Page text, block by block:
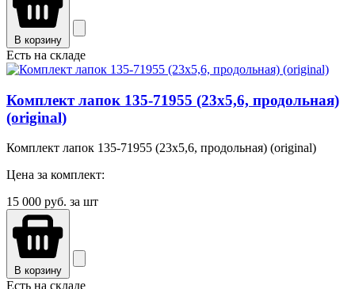
В корзину
Есть на складе
Комплект лапок 135-71955 (23х5,6, продольная)
(original)
Комплект лапок 135-71955 (23х5,6, продольная) (original)
Цена за комплект:
15 000 руб. за шт
В корзину
Есть на складе